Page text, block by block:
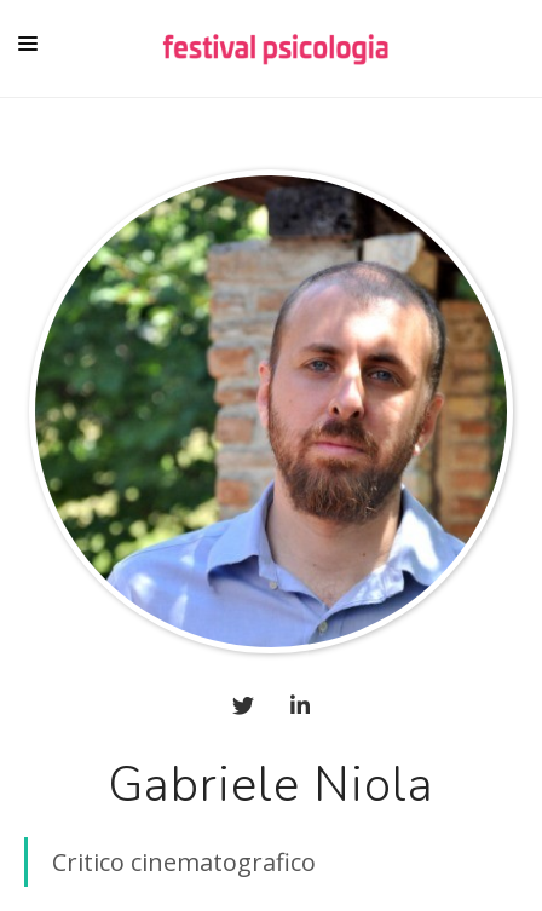
PROGRAMMA
FUORI ROMA
PROTAGONISTI
VIDEO
EBOOK
PSICOLOGI
Gabriele Niola
Critico cinematografico